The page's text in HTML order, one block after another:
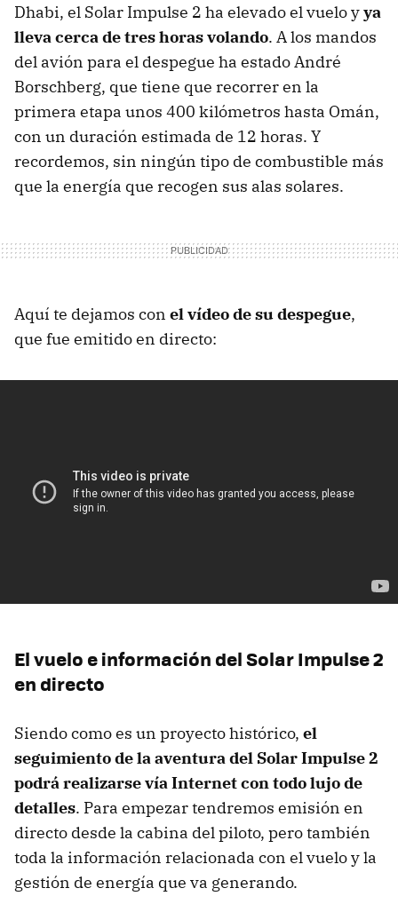
Dhabi, el Solar Impulse 2 ha elevado el vuelo yya
lleva cerca de tres horas volando. A los mandos
del avión para el despegue ha estado André
Borschberg, que tiene que recorrer en la
primera etapa unos 400 kilómetros hasta Omán,
con un duración estimada de 12 horas. Y
recordemos, sin ningún tipo de combustible más
que la energía que recogen sus alas solares.
Aquí te dejamos con el vídeo de su despegue,
que fue emitido en directo:
El vuelo e información del Solar Impulse 2
en directo
Siendo como es un proyecto histórico, el
seguimiento de la aventura del Solar Impulse 2
podrá realizarse vía Internet con todo lujo de
detalles. Para empezar tendremos emisión en
directo desde la cabina del piloto, pero también
toda la información relacionada con el vuelo y la
gestión de energía que va generando.